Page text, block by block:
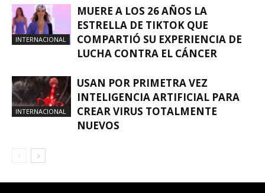
INTERNACIONAL
MUERE A LOS 26 AÑOS LA
ESTRELLA DE TIKTOK QUE
COMPARTIÓ SU EXPERIENCIA DE
LUCHA CONTRA EL CÁNCER
INTERNACIONAL
USAN POR PRIMETRA VEZ
INTELIGENCIA ARTIFICIAL PARA
CREAR VIRUS TOTALMENTE
NUEVOS